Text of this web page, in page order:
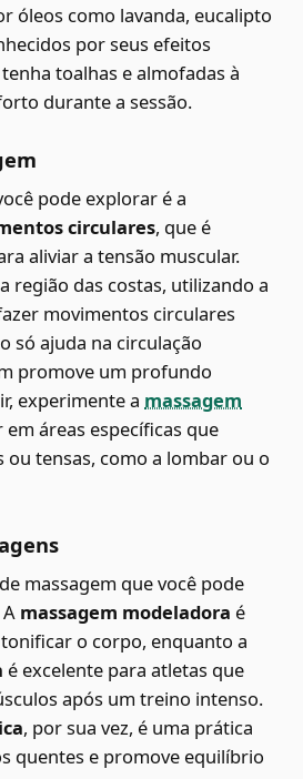
óleos como lavanda, eucalipto
por seus efeitos
toalhas e almofadas à
durante a sessão.
pode explorar é a
circulares, que é
aliviar a tensão muscular.
região das costas, utilizando a
movimentos circulares
só ajuda na circulação
promove um profundo
experimente a massagem
em áreas específicas que
tensas, como a lombar ou o
massagem que você pode
massagem modeladora é
o corpo, enquanto a
é excelente para atletas que
após um treino intenso.
, por sua vez, é uma prática
quentes e promove equilíbrio